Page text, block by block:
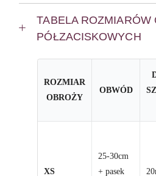
TABELA ROZMIARÓW
PÓŁZACISKOWYCH
ROZMIAR
OBROŻY
OBWÓD
XS
25-30cm
+ pasek